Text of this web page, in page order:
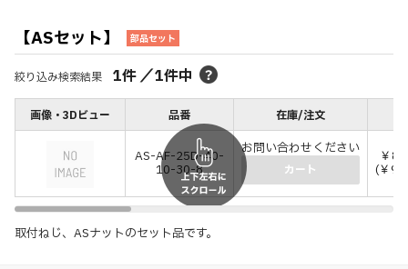
【ASセット】 部品セット
絞り込み検索結果 1件／1件中
画像・3Dビュー 品番 在庫/注文
AS-AF-25D-40-
10-30-8
お問い合わせください
カート
￥
(￥
取付ねじ、ASナットのセット品です。